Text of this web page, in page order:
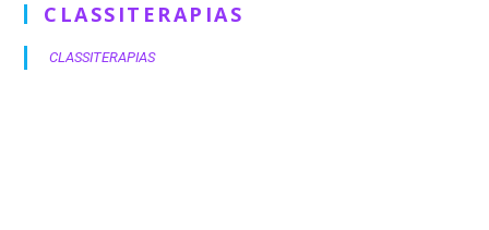
CLASSITERAPIAS
CLASSITERAPIAS